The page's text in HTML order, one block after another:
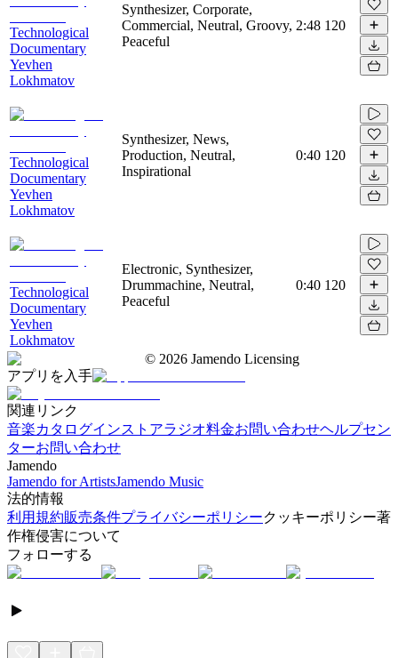
Technological
Documentary
Yevhen
Lokhmatov
Synthesizer, Corporate,
Commercial, Neutral, Groovy,
Peaceful
2:48 120
Technological
Documentary
Yevhen
Lokhmatov
Synthesizer, News,
Production, Neutral,
Inspirational
0:40 120
Technological
Documentary
Yevhen
Lokhmatov
Electronic, Synthesizer,
Drummachine, Neutral,
Peaceful
0:40 120
© 2026 Jamendo Licensing
アプリを入手
関連リンク
音楽カタログインストアラジオ料金お問い合わせヘルプセン
ターお問い合わせ
Jamendo
Jamendo for ArtistsJamendo Music
法的情報
利用規約販売条件プライバシーポリシークッキーポリシー著
作権侵害について
フォローする